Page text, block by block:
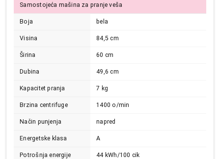
Samostojeća mašina za pranje veša
Boja bela
Visina 84,5 cm
Širina 60 cm
Dubina 49,6 cm
Kapacitet pranja 7 kg
Brzina centrifuge 1400 o/min
Način punjenja napred
Energetske klasa A
Potrošnja energije 44 kWh/100 cik